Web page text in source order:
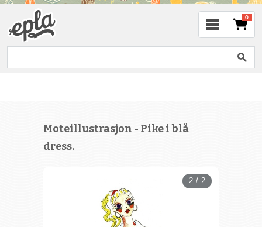
0
Moteillustrasjon - Pike i blå
dress.
2 / 2